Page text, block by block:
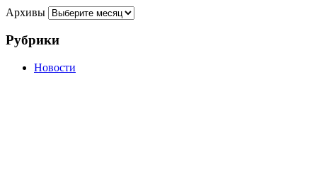
Архивы
Рубрики
Новости